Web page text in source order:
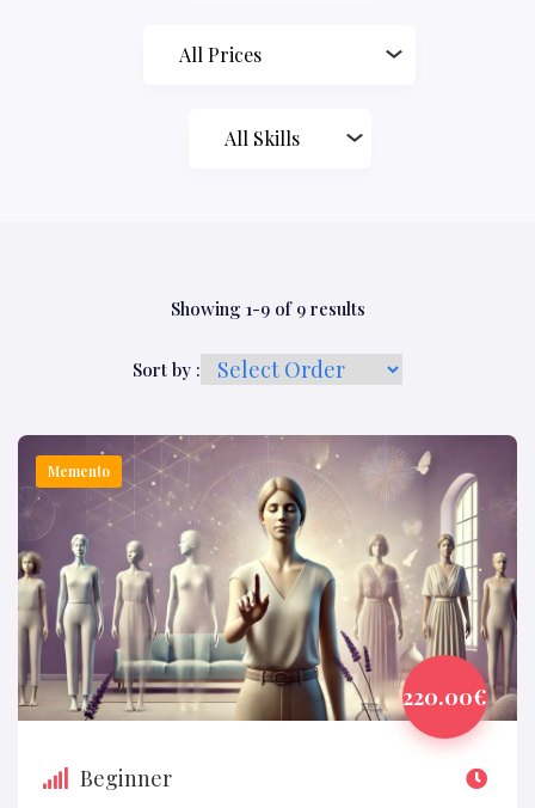
Showing 1-9 of 9 results
Sort by :
220.00€
Memento
Beginner